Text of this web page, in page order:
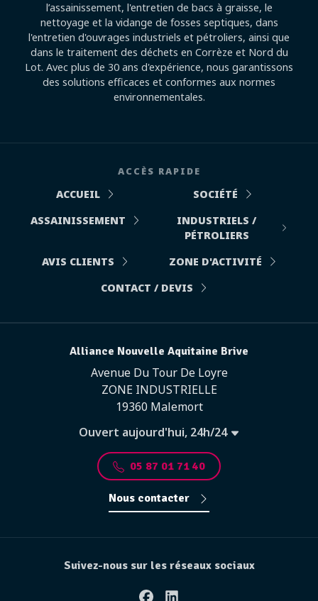
l’assainissement, l'entretien de bacs à graisse, le
nettoyage et la vidange de fosses septiques, dans
l'entretien d'ouvrages industriels et pétroliers, ainsi que
dans le traitement des déchets en Corrèze et Nord du
Lot. Avec plus de 30 ans d'expérience, nous garantissons
des solutions efficaces et conformes aux normes
environnementales.
ACCÈS RAPIDE
ACCUEIL
SOCIÉTÉ
ASSAINISSEMENT
INDUSTRIELS /
PÉTROLIERS
AVIS CLIENTS
ZONE D'ACTIVITÉ
CONTACT / DEVIS
Alliance Nouvelle Aquitaine Brive
Avenue Du Tour De Loyre
ZONE INDUSTRIELLE
19360 Malemort
Ouvert aujourd'hui, 24h/24
05 87 01 71 40
Nous contacter
Suivez-nous sur les réseaux sociaux